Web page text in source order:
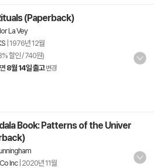
(Paperback)
La Vey
1976년 12월
할인 / 740원)
8월 14일 출고 변경
Book: Patterns of the Univer
Inc| 2020년 11월